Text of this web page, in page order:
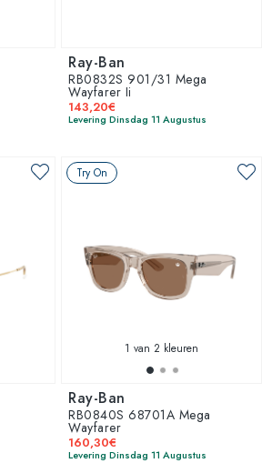
Ray-Ban
RB0832S 901/31 Mega
Wayfarer Ii
143,20€
Levering Dinsdag 11 Augustus
Try On
1 van 2 kleuren
Ray-Ban
RB0840S 68701A Mega
Wayfarer
160,30€
Levering Dinsdag 11 Augustus